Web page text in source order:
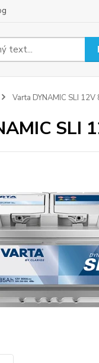
Varta DYNAMIC SLI
SLI